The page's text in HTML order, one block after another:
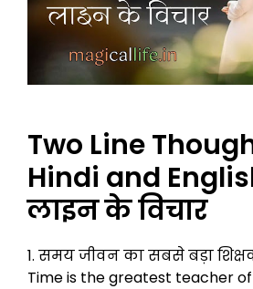
Two Line
Hindi and
लाइन के विचार
1. समय जीवन का सबसे बड़ा
Time is the greatest teacher of